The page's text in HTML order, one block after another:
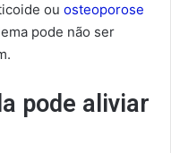
ou osteoporose
pode não ser
pode aliviar